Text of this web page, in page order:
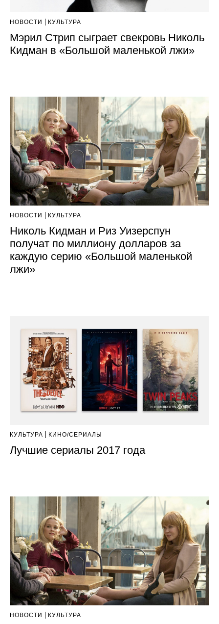
НОВОСТИ КУЛЬТУРА
Мэрил Стрип сыграет свекровь Николь
Кидман в «Большой маленькой лжи»
НОВОСТИ КУЛЬТУРА
Николь Кидман и Риз Уизерспун
получат по миллиону долларов за
каждую серию «Большой маленькой
лжи»
КУЛЬТУРА КИНО/СЕРИАЛЫ
Лучшие сериалы 2017 года
НОВОСТИ КУЛЬТУРА